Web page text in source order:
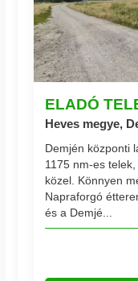
ELADÓ
Heves megye,
Demjén központi
1175 nm-es
közel. Könnyen
Napraforgó
és a Demjé...